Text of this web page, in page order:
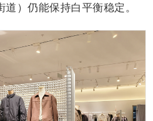
道）仍能保持白平衡稳定。